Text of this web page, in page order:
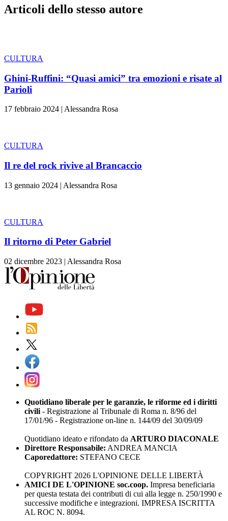
Articoli dello stesso autore
CULTURA
Ghini-Ruffini: “Quasi amici” tra emozioni e risate al
Parioli
17 febbraio 2024 | Alessandra Rosa
CULTURA
Il re del rock rivive al Brancaccio
13 gennaio 2024 | Alessandra Rosa
CULTURA
Il ritorno di Peter Gabriel
02 dicembre 2023 | Alessandra Rosa
Quotidiano liberale per le garanzie, le riforme ed i diritti
civili - Registrazione al Tribunale di Roma n. 8/96 del
17/01/96 - Registrazione on-line n. 144/09 del 30/09/09
Quotidiano ideato e rifondato da ARTURO DIACONALE
Direttore Responsabile: ANDREA MANCIA
Caporedattore: STEFANO CECE
COPYRIGHT 2026 L'OPINIONE DELLE LIBERTÀ
AMICI DE L'OPINIONE soc.coop. Impresa beneficiaria
per questa testata dei contributi di cui alla legge n. 250/1990 e
successive modifiche e integrazioni. IMPRESA ISCRITTA
AL ROC N. 8094.